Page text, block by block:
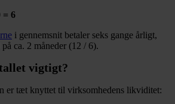
= 6
i gennemsnit betaler seks gange årligt,
ca. 2 måneder (12 / 6).
vigtigt?
er tæt knyttet til virksomhedens likviditet: